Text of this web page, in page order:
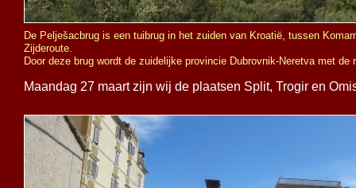
Maandag 27 maart zijn wij de plaatsen Split, Trogir en
De Pelješacbrug is een tuibrug in het zuiden van Kroatië, tussen
Zijderoute.
Door deze brug wordt de zuidelijke provincie Dubrovnik-Neretva met de